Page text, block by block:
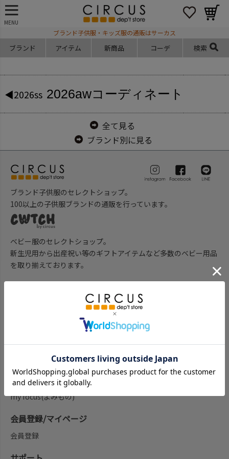
MENU
ブランド子供服・キッズ服の通販はサーカス
ブランド アイテム 新商品 コーデ 検索
◀2026ss 2026awコーディネート
全て見る
ブランド別に見る
ブランド子供服のセレクトショップ。
100以上の子供服ブランドの通販を行っています。
ベビー服のセレクトショップ。
新生児用から出産祝い等のギフトアイテムなど多数のベビー用品
を取り揃えております。
子供服をアイテム一覧から探す
予約
セール
my focus(よみもの)
会員登録/マイページ
会員登録